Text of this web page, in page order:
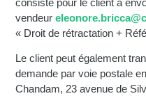
vendeur
« Droit de rétractation +
Le client peut également
demande par voie postale
Chandam, 23 avenue de